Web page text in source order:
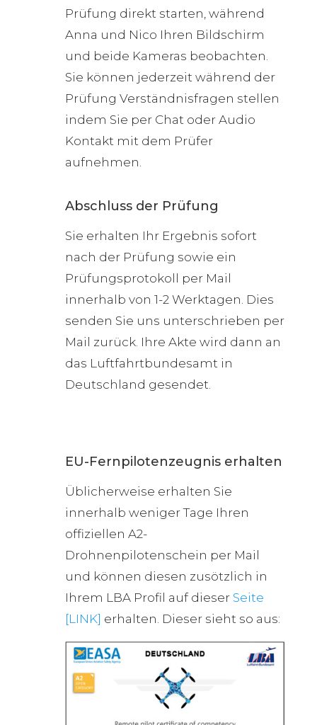
Prüfung direkt starten, während
Anna und Nico Ihren Bildschirm
und beide Kameras beobachten.
Sie können jederzeit während der
Prüfung Verständnisfragen stellen
indem Sie per Chat oder Audio
Kontakt mit dem Prüfer
aufnehmen.
Abschluss der Prüfung
Sie erhalten Ihr Ergebnis sofort
nach der Prüfung sowie ein
Prüfungsprotokoll per Mail
innerhalb von 1-2 Werktagen. Dies
senden Sie uns unterschrieben per
Mail zurück. Ihre Akte wird dann an
das Luftfahrtbundesamt in
Deutschland gesendet.
EU-Fernpilotenzeugnis erhalten
Üblicherweise erhalten Sie
innerhalb weniger Tage Ihren
offiziellen A2-
Drohnenpilotenschein per Mail
und können diesen zusötzlich in
Ihrem LBA Profil auf dieser Seite
[LINK] erhalten. Dieser sieht so aus: